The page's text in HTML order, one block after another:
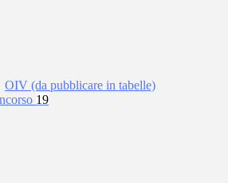
OIV (da pubblicare in tabelle)
19